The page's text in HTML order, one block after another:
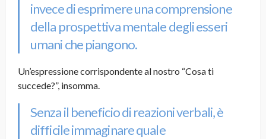
invece di esprimere una comprensione
della prospettiva mentale degli esseri
umani che piangono.
Un’espressione corrispondente al nostro “Cosa ti
succede?”, insomma.
Senza il beneficio di reazioni verbali, è
difficile immaginare quale